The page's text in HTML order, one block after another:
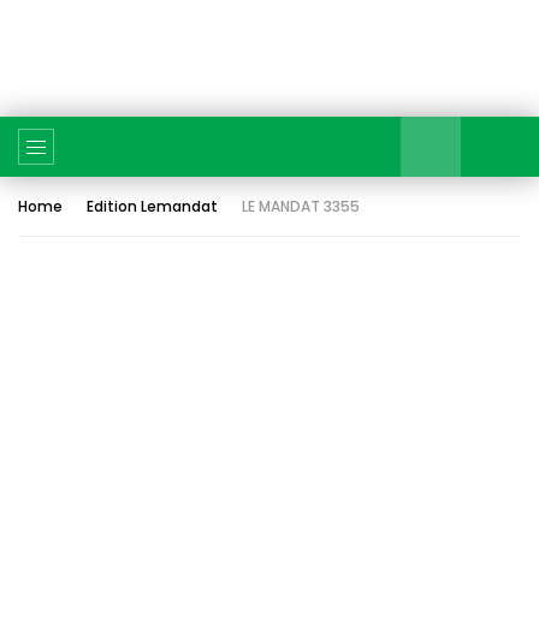
Home Edition Lemandat LE MANDAT 3355